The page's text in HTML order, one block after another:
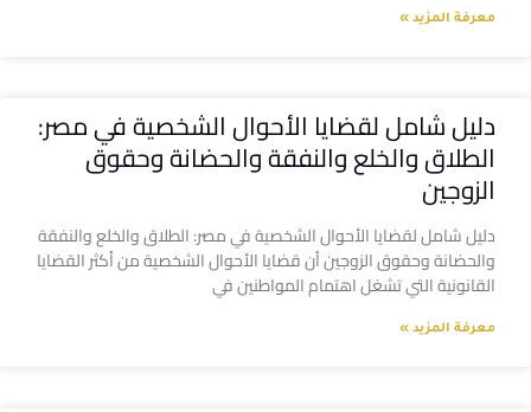
معرفة المزيد »
دليل شامل لقضايا الأحوال الشخصية في مصر:
الطلاق والخلع والنفقة والحضانة وحقوق
الزوجين
دليل شامل لقضايا الأحوال الشخصية في مصر: الطلاق والخلع والنفقة
والحضانة وحقوق الزوجين أن قضايا الأحوال الشخصية من أكثر القضايا
القانونية التي تشغل اهتمام المواطنين في
معرفة المزيد »